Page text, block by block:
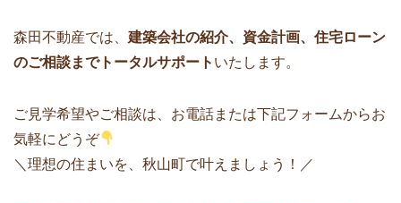
森田不動産では、 建築会社の紹介、資金計画、住宅ローン
のご相談までトータルサポート いたします。
ご見学希望やご相談は、お電話または下記フォームからお
気軽にどうぞ
＼理想の住まいを、秋山町で叶えましょう！／